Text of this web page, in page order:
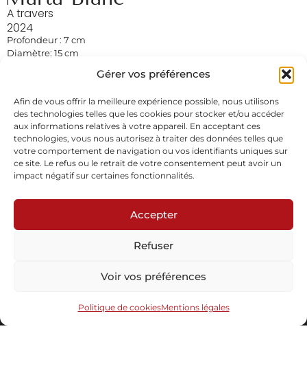
Gérer vos préférences
Afin de vous offrir la meilleure expérience possible, nous utilisons
des technologies telles que les cookies pour stocker et/ou accéder
aux informations relatives à votre appareil. En acceptant ces
technologies, vous nous autorisez à traiter des données telles que
votre comportement de navigation ou vos identifiants uniques sur
ce site. Le refus ou le retrait de votre consentement peut avoir un
impact négatif sur certaines fonctionnalités.
Accepter
Refuser
Voir vos préférences
Politique de cookiesMentions légales
A travers
2024
Profondeur : 7 cm
Diamètre: 15 cm
Demande d'informations
Abonnez-vous à notre newsletter